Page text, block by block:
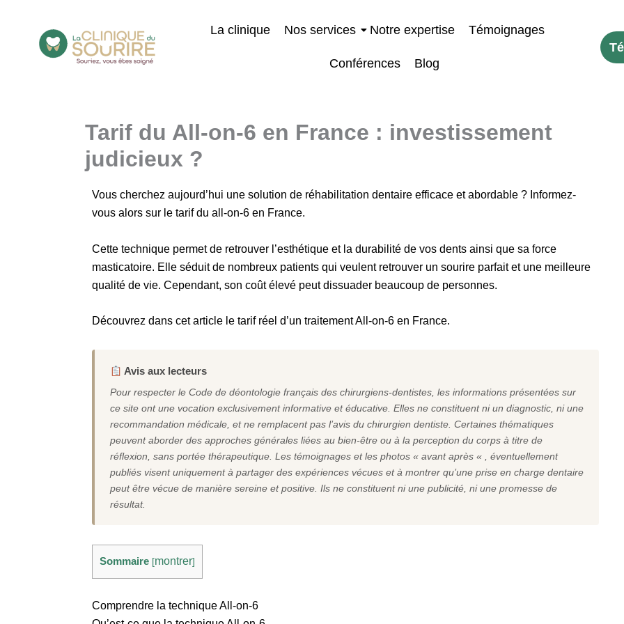
contenu
La clinique Nos services Notre expertise Témoignages
Conférences Blog
Tarif du All-on-6 en France : investissement
judicieux ?
Vous cherchez aujourd’hui une solution de réhabilitation dentaire efficace et abordable ? Informez-
vous alors sur le tarif du all-on-6 en France.
Cette technique permet de retrouver l’esthétique et la durabilité de vos dents ainsi que sa force
masticatoire. Elle séduit de nombreux patients qui veulent retrouver un sourire parfait et une meilleure
qualité de vie. Cependant, son coût élevé peut dissuader beaucoup de personnes.
Découvrez dans cet article le tarif réel d’un traitement All-on-6 en France.
Avis aux lecteurs
Pour respecter le Code de déontologie français des chirurgiens-dentistes, les informations présentées sur
ce site ont une vocation exclusivement informative et éducative. Elles ne constituent ni un diagnostic, ni une
recommandation médicale, et ne remplacent pas l’avis du chirurgien dentiste. Certaines thématiques
peuvent aborder des approches générales liées au bien-être ou à la perception du corps à titre de
réflexion, sans portée thérapeutique. Les témoignages et les photos « avant après « , éventuellement
publiés visent uniquement à partager des expériences vécues et à montrer qu’une prise en charge dentaire
peut être vécue de manière sereine et positive. Ils ne constituent ni une publicité, ni une promesse de
résultat.
Sommaire [montrer]
Comprendre la technique All-on-6